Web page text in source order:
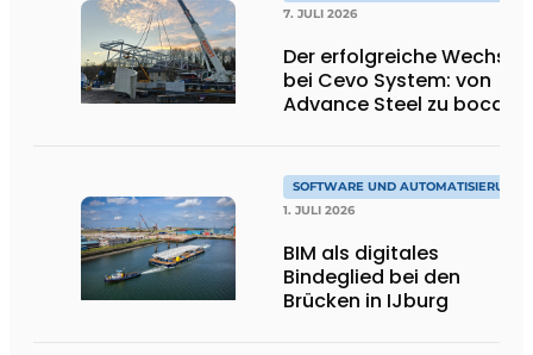
7. JULI 2026
Der erfolgreiche Wechsel
bei Cevo System: von
Advance Steel zu bocad
SOFTWARE UND AUTOMATISIERUNG
1. JULI 2026
BIM als digitales
Bindeglied bei den
Brücken in IJburg